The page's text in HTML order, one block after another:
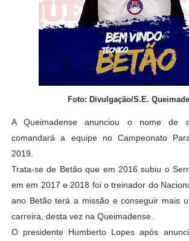
Foto: Divulgação/S.E.
A Queimadense anunciou o nome de
comandará a equipe no Campeonato
2019.
Trata-se de Betão que em 2016 subiu o
em em 2017 e 2018 foi o treinador do
ano Betão terá a missão e conseguir mais
carreira, desta vez na Queimadense.
O presidente Humberto Lopes após